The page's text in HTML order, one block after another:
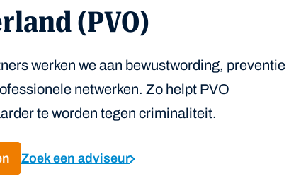
(PVO)
werken we aan bewustwording, preventie
netwerken. Zo helpt PVO
te worden tegen criminaliteit.
Zoek een adviseur